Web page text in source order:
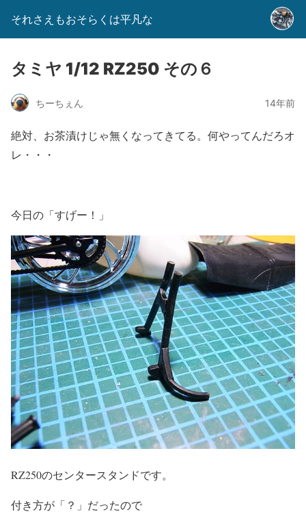
それさえもおそらくは平凡な
タミヤ 1/12 RZ250 その６
ちーちぇん 14年前
絶対、お茶漬けじゃ無くなってきてる。何やってんだろオ
レ・・・
今日の「すげー！」
RZ250のセンタースタンドです。
付き方が「？」だったので